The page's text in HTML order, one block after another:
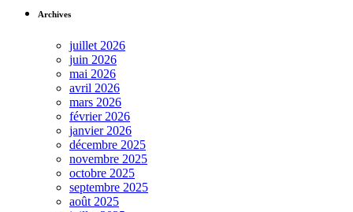
Archives
juillet 2026
juin 2026
mai 2026
avril 2026
mars 2026
février 2026
janvier 2026
décembre 2025
novembre 2025
octobre 2025
septembre 2025
août 2025